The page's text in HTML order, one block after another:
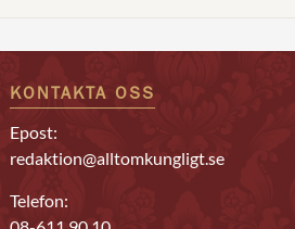
KONTAKTA OSS
Epost:
redaktion@alltomkungligt.se
Telefon: